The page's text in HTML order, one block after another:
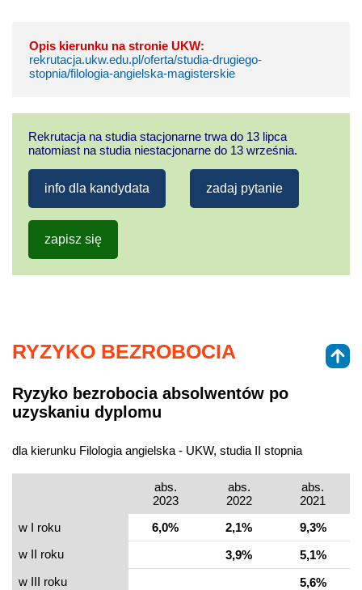
Opis kierunku na stronie UKW:
rekrutacja.ukw.edu.pl/oferta/studia-drugiego-
stopnia/filologia-angielska-magisterskie
Rekrutacja na studia stacjonarne trwa do 13 lipca
natomiast na studia niestacjonarne do 13 września.
info dla kandydata zadaj pytanie
zapisz się
RYZYKO BEZROBOCIA
Ryzyko bezrobocia absolwentów po
uzyskaniu dyplomu
dla kierunku Filologia angielska - UKW, studia II stopnia
abs.
2023
abs.
2022
abs.
2021
w I roku
6,0% 2,1%
9,3%
w II roku
3,9%
5,1%
w III roku
5,6%